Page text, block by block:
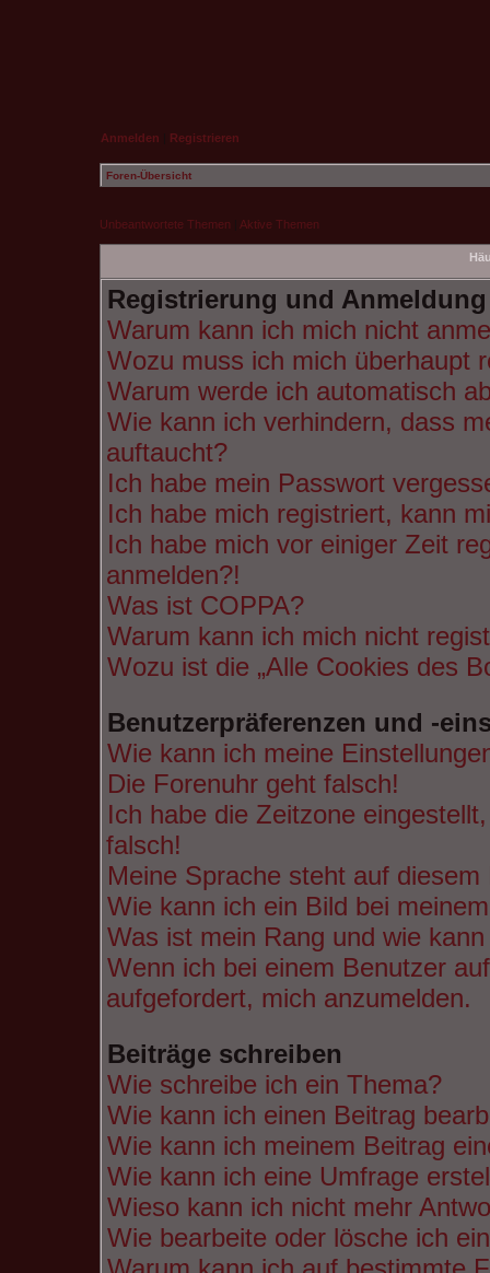
Anmelden Registrieren
Foren-Übersicht
Unbeantwortete Themen Aktive Themen
Registrierung und Anmeldung
Warum kann ich mich nicht
Wozu muss ich mich überhaupt
Warum werde ich automatisch
Wie kann ich verhindern, dass
auftaucht?
Ich habe mein Passwort
Ich habe mich registriert, kann
Ich habe mich vor einiger Zeit
anmelden?!
Was ist COPPA?
Warum kann ich mich nicht
Wozu ist die „Alle Cookies des
Benutzerpräferenzen und -
Wie kann ich meine
Die Forenuhr geht falsch!
Ich habe die Zeitzone
falsch!
Meine Sprache steht auf
Wie kann ich ein Bild bei
Was ist mein Rang und wie
Wenn ich bei einem Benutzer
aufgefordert, mich anzumelden.
Beiträge schreiben
Wie schreibe ich ein Thema?
Wie kann ich einen Beitrag
Wie kann ich meinem Beitrag
Wie kann ich eine Umfrage
Wieso kann ich nicht mehr
Wie bearbeite oder lösche ich